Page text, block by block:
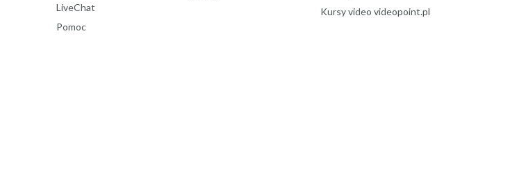
LiveChat
Pomoc
Kursy video videopoint.pl